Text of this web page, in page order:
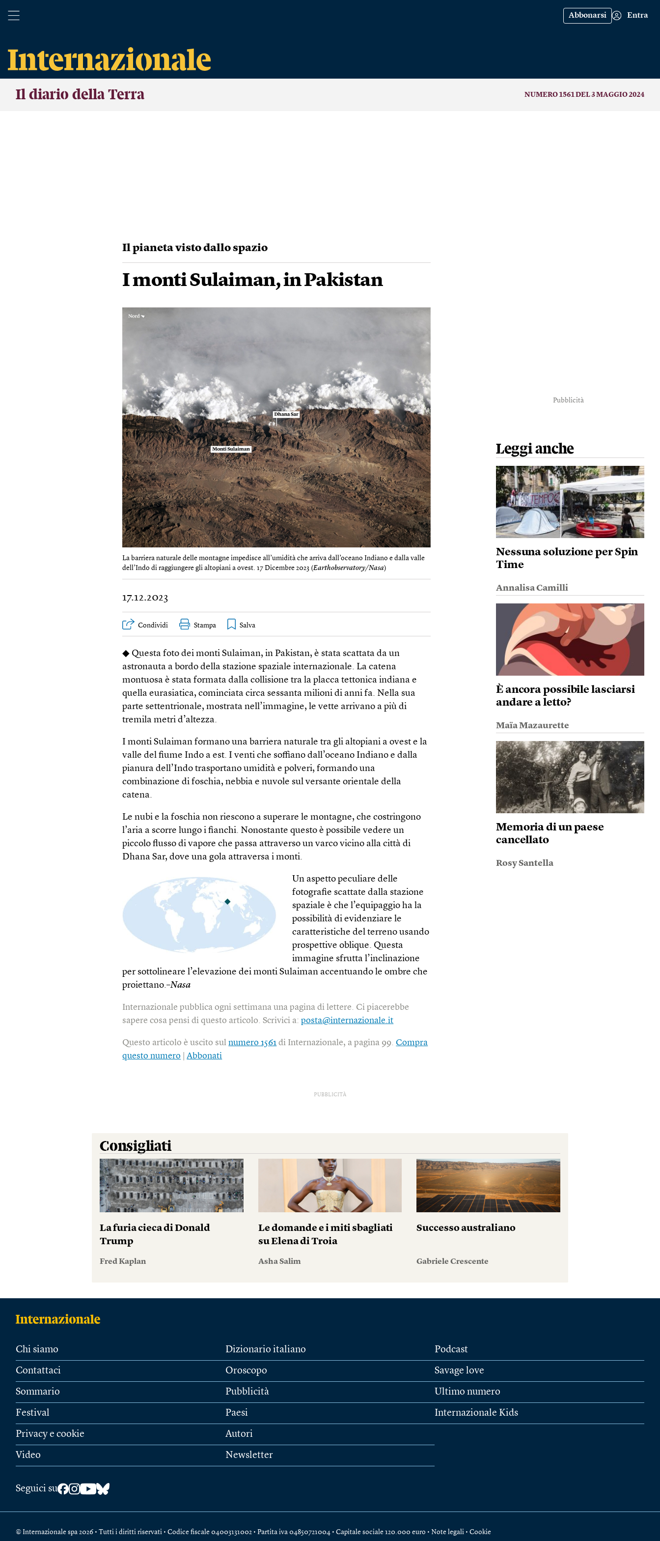
Abbonarsi Entra
Il diario della Terra NUMERO 1561 DEL 3 MAGGIO 2024
Il pianeta visto dallo spazio
I monti Sulaiman, in Pakistan
La barriera naturale delle montagne impedisce all’umidità che arriva dall’oceano Indiano e dalla valle
dell’Indo di raggiungere gli altopiani a ovest. 17 Dicembre 2023 (Earthobservatory/Nasa)
17.12.2023
Condividi Stampa
◆ Questa foto dei monti Sulaiman, in Pakistan, è stata scattata da un
astronauta a bordo della stazione spaziale internazionale. La catena
montuosa è stata formata dalla collisione tra la placca tettonica indiana e
quella eurasiatica, cominciata circa sessanta milioni di anni fa. Nella sua
parte settentrionale, mostrata nell’immagine, le vette arrivano a più di
tremila metri d’altezza.
I monti Sulaiman formano una barriera naturale tra gli altopiani a ovest e la
valle del fiume Indo a est. I venti che soffiano dall’oceano Indiano e dalla
pianura dell’Indo trasportano umidità e polveri, formando una
combinazione di foschia, nebbia e nuvole sul versante orientale della
catena.
Le nubi e la foschia non riescono a superare le montagne, che costringono
l’aria a scorre lungo i fianchi. Nonostante questo è possibile vedere un
piccolo flusso di vapore che passa attraverso un varco vicino alla città di
Dhana Sar, dove una gola attraversa i monti.
Un aspetto peculiare delle
fotografie scattate dalla stazione
spaziale è che l’equipaggio ha la
possibilità di evidenziare le
caratteristiche del terreno usando
prospettive oblique. Questa
immagine sfrutta l’inclinazione
per sottolineare l’elevazione dei monti Sulaiman accentuando le ombre che
proiettano.–Nasa
Internazionale pubblica ogni settimana una pagina di lettere. Ci piacerebbe
sapere cosa pensi di questo articolo. Scrivici a:posta@internazionale.it
Questo articolo è uscito sulnumero 1561 di Internazionale, a pagina 99.Compra
questo numero |Abbonati
Pubblicità
Leggi anche
Nessuna soluzione per Spin
Time
Annalisa Camilli
È ancora possibile lasciarsi
andare a letto?
Maïa Mazaurette
Memoria di un paese
cancellato
Rosy Santella
PUBBLICITÀ
Consigliati
La furia cieca di Donald
Trump
Fred Kaplan
Le domande e i miti sbagliati
su Elena di Troia
Asha Salim
Successo australiano
Gabriele Crescente
Chi siamo
Contattaci
Sommario
Festival
Privacy e cookie
Video
Dizionario italiano
Oroscopo
Pubblicità
Paesi
Autori
Newsletter
Podcast
Savage love
Ultimo numero
Internazionale Kids
Seguici su
© Internazionale spa 2026 • Tutti i diritti riservati • Codice fiscale 04003131002 • Partita iva 04850721004 • Capitale sociale 120.000 euro • Note legali • Cookie